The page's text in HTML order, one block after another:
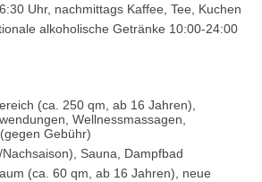
Uhr, nachmittags Kaffee, Tee, Kuchen
alkoholische Getränke 10:00-24:00
(ca. 250 qm, ab 16 Jahren),
Wellnessmassagen,
Gebühr)
Sauna, Dampfbad
(ca. 60 qm, ab 16 Jahren), neue